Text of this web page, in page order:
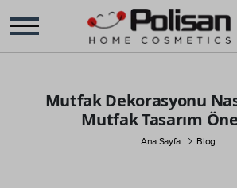
Mutfak Dekorasyonu
Mutfak Tasarım
Ana Sayfa Blog